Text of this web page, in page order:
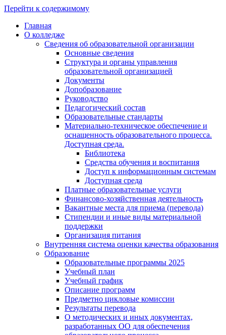
Перейти к содержимому
Главная
О колледже
Сведения об образовательной организации
Основные сведения
Структура и органы управления
образовательной организацией
Документы
Допобразование
Руководство
Педагогический состав
Образовательные стандарты
Материально-техническое обеспечение и
оснащенность образовательного процесса.
Доступная среда.
Библиотека
Средства обучения и воспитания
Доступ к информационным системам
Доступная среда
Платные образовательные услуги
Финансово-хозяйственная деятельность
Вакантные места для приема (перевода)
Стипендии и иные виды материальной
поддержки
Организация питания
Внутренняя система оценки качества образования
Образование
Образовательные программы 2025
Учебный план
Учебный график
Описание программ
Предметно цикловые комиссии
Результаты перевода
О методических и иных документах,
разработанных ОО для обеспечения